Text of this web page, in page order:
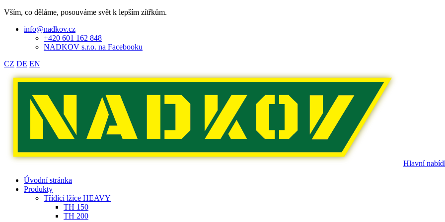
Vším, co děláme, posouváme svět k lepším zítřkům.
info@nadkov.cz
+420 601 162 848
NADKOV s.r.o. na Facebooku
CZ DE EN
Hlavní
Úvodní stránka
Produkty
Třídící lžíce HEAVY
TH 150
TH 200